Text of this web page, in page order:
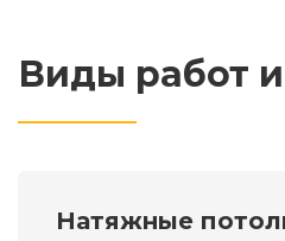
Виды работ
Натяжные